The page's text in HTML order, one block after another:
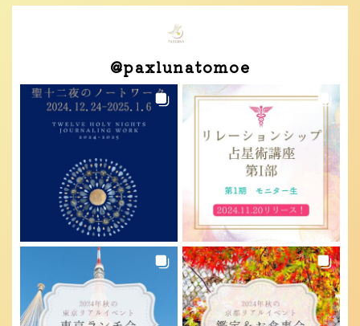
@paxlunatomoe